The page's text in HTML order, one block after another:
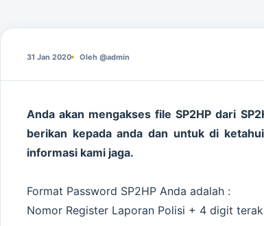
31 Jan 2020 Oleh @admin
Anda akan mengakses file SP2HP dari
berikan kepada anda dan untuk di
informasi kami jaga.
Format Password SP2HP Anda adalah :
Nomor Register Laporan Polisi + 4 digit